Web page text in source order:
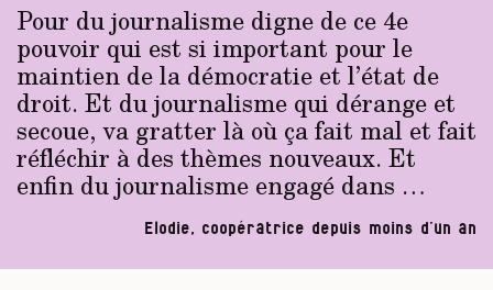
Pour du journalisme digne de ce 4e
pouvoir qui est si important pour le
maintien de la démocratie et l’état de
droit. Et du journalisme qui dérange et
secoue, va gratter là où ça fait mal et fait
réfléchir à des thèmes nouveaux. Et
enfin du journalisme engagé dans …
Elodie, coopératrice depuis moins d’un an